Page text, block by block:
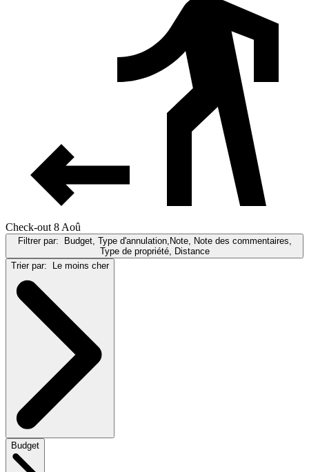
Check-out 8 Aoû
Filtrer par:
Budget, Type d'annulation,Note, Note des commentaires,
Type de propriété, Distance
Trier par:
Le moins cher
Budget